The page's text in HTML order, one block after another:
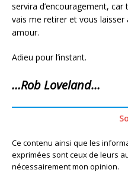
servira d’encouragement,
vais me retirer et vous
amour.
Adieu pour l’instant.
…Rob Loveland…
Ce contenu ainsi que les
exprimées sont ceux de leurs
nécessairement mon opinion.